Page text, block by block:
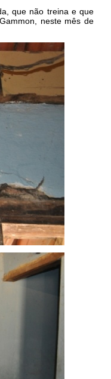
que não treina e que
neste mês de